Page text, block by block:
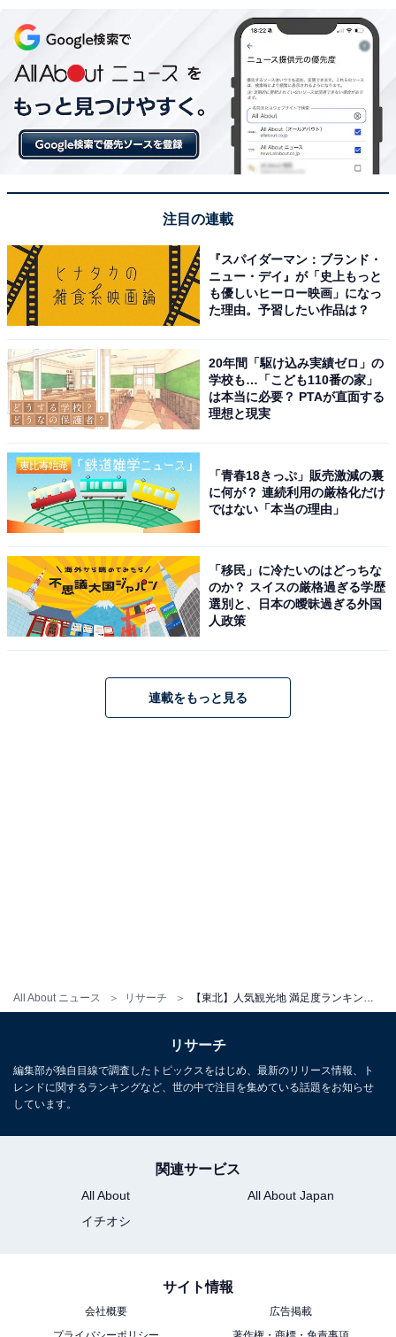
All About ニュース リサーチ
注目の連載
『スパイダーマン：ブランド・
ニュー・デイ』が「史上もっと
も優しいヒーロー映画」になっ
た理由。予習したい作品は？
20年間「駆け込み実績ゼロ」の
学校も…「こども110番の家」
は本当に必要？ PTAが直面する
理想と現実
「青春18きっぷ」販売激減の裏
に何が？ 連続利用の厳格化だけ
ではない「本当の理由」
「移民」に冷たいのはどっちな
のか？ スイスの厳格過ぎる学歴
選別と、日本の曖昧過ぎる外国
人政策
連載をもっと見る
リサーチ
編集部が独自目線で調査したトピックスをはじめ、最新のリリース情報、ト
レンドに関するランキングなど、世の中で注目を集めている話題をお知らせ
しています。
関連サービス
All About
All About Japan
イチオシ
サイト情報
会社概要
広告掲載